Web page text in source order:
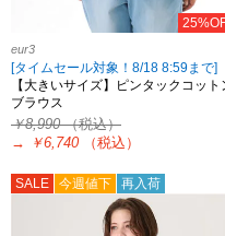
eur3
[タイムセール対象！8/18 8:59まで]
【大きいサイズ】ピンタックコット
ブラウス
￥8,990（税込）
→
￥6,740 （税込）
SALE 今週値下 再入荷